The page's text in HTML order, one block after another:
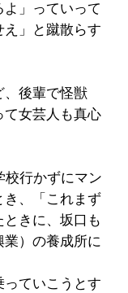
」っていって
え」と蹴散らす
後輩で怪獣
て女芸人も真心
行かずにマン
き、「これまず
きに、坂口も
）の養成所に
ていこうとす